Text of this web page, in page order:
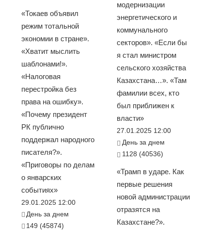
«Токаев объявил
режим тотальной
экономии в стране».
«Хватит мыслить
шаблонами!».
«Налоговая
перестройка без
права на ошибку».
«Почему президент
РК публично
поддержал народного
писателя?».
«Приговоры по делам
о январских
событиях»
29.01.2025 12:00
День за днем
149 (45874)
модернизации
энергетического и
коммунального
секторов». «Если бы
я стал министром
сельского хозяйства
Казахстана…». «Там
фамилии всех, кто
был приближен к
власти»
27.01.2025 12:00
День за днем
1128 (40536)
«Трамп в ударе. Как
первые решения
новой администрации
отразятся на
Казахстане?».